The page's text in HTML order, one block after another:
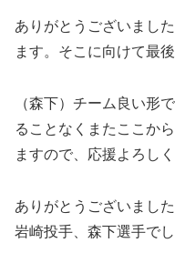
ありがとうございまし
ます。そこに向けて最
（森下）チーム良い形
ることなくまたここか
ますので、応援よろし
ありがとうございまし
岩崎投手、森下選手で